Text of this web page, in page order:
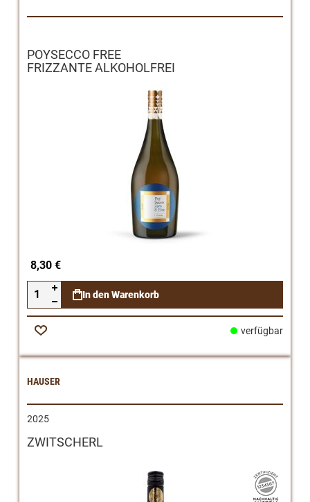
POYSECCO FREE
FRIZZANTE ALKOHOLFREI
8,30 €
In den Warenkorb
Zur
verfügbar
HAUSER
2025
ZWITSCHERL